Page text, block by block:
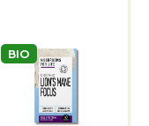
BIO